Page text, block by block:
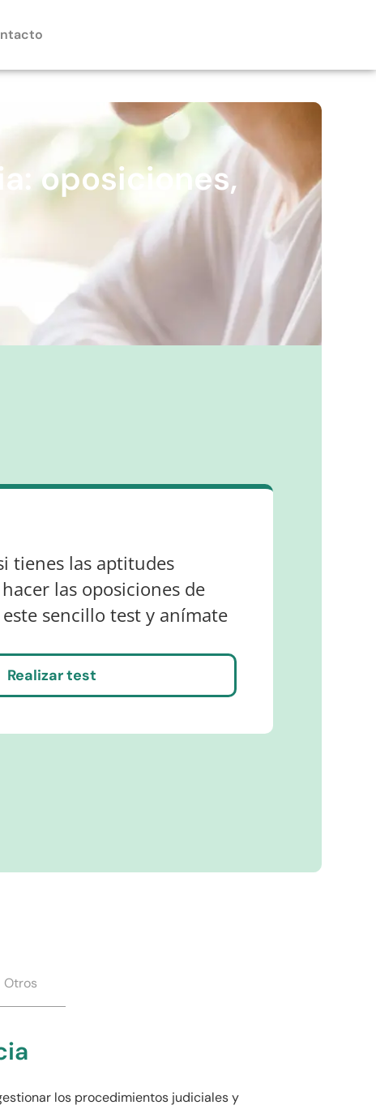
oposiciones,
tienes las aptitudes
las oposiciones de
sencillo test y anímate
Realizar test
Otros
los procedimientos judiciales y